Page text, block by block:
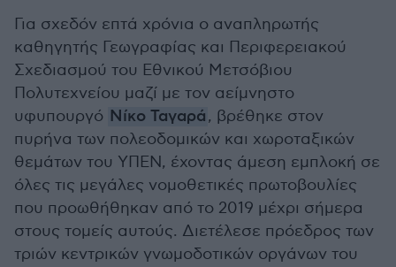
Για σχεδόν επτά χρόνια ο αναπληρωτής
καθηγητής Γεωγραφίας και Περιφερειακού
Σχεδιασμού του Εθνικού Μετσόβιου
Πολυτεχνείου μαζί με τον αείμνηστο
υφυπουργό Νίκο Ταγαρά, βρέθηκε στον
πυρήνα των πολεοδομικών και χωροταξικών
θεμάτων του ΥΠΕΝ, έχοντας άμεση εμπλοκή σε
όλες τις μεγάλες νομοθετικές πρωτοβουλίες
που προωθήθηκαν από το 2019 μέχρι σήμερα
στους τομείς αυτούς. Διετέλεσε πρόεδρος των
τριών κεντρικών γνωμοδοτικών οργάνων του